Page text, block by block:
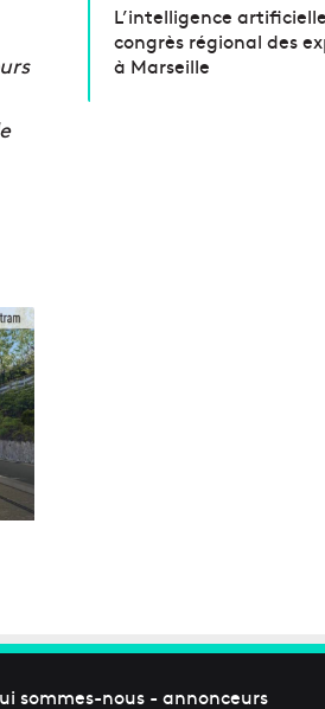
L’intelligence
congrès régional des
à Marseille
sommes-nous - annonceurs